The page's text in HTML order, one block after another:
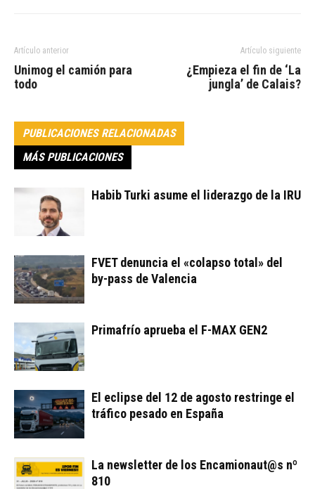
Artículo anterior
Unimog el camión para
todo
Artículo siguiente
¿Empieza el fin de ‘La
jungla’ de Calais?
PUBLICACIONES RELACIONADAS
MÁS PUBLICACIONES
Habib Turki asume el liderazgo de la IRU
FVET denuncia el «colapso total» del
by-pass de Valencia
Primafrío aprueba el F-MAX GEN2
El eclipse del 12 de agosto restringe el
tráfico pesado en España
La newsletter de los Encamionaut@s nº
810